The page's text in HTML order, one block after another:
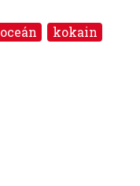
oceán
kokain